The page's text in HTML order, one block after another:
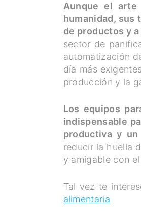
Aunque el
humanidad, sus
de productos y
sector de
automatización
día más
producción y la
Los equipos
indispensable
productiva y
reducir la huella
y amigable con
Tal vez te
alimentaria